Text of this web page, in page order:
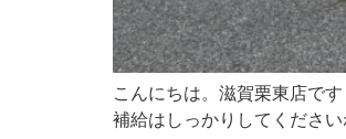
こんにちは。滋賀栗東店で
補給はしっかりしてくださ